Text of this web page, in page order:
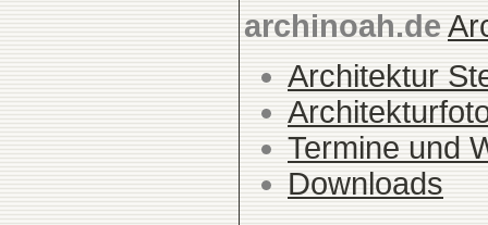
archinoah.de
Architektur
Termine und
Downloads